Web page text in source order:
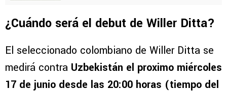
¿Cuándo será el debut de Willer Ditta?
El seleccionado colombiano de Willer Ditta se
medirá contra Uzbekistán el proximo miércoles
17 de junio desde las 20:00 horas (tiempo del